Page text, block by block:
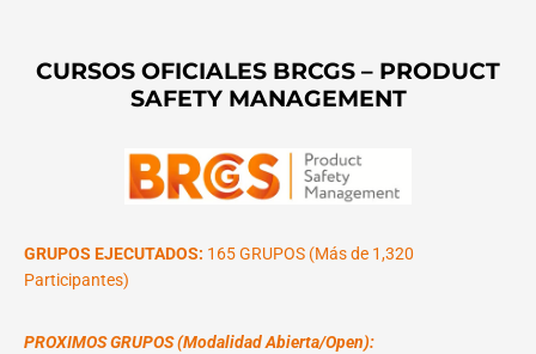
CURSOS OFICIALES BRCGS – PRODUCT
SAFETY MANAGEMENT
GRUPOS EJECUTADOS: 165 GRUPOS (Más de 1,320
Participantes)
PROXIMOS GRUPOS (Modalidad Abierta/Open):